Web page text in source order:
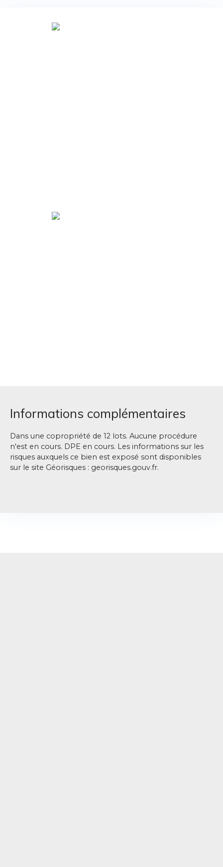
Informations complémentaires
Dans une copropriété de 12 lots. Aucune procédure
n'est en cours. DPE en cours. Les informations sur les
risques auxquels ce bien est exposé sont disponibles
sur le site Géorisques : georisques.gouv.fr.